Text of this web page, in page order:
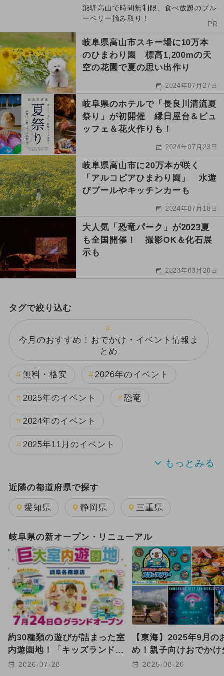
飛騨高山で時間無制限、食べ放題のブル
ーベリー摘み取り！
PR
岐阜県高山市スキー場に10万本
のひまわり園 標高1,200mの天
空の花園で夏の思い出作り
2024年07月27日
岐阜県のホテルで「長良川清流夏
祭り」が初開催 縁日屋台＆ビュ
ッフェ＆花火作りも！
2024年07月23日
岐阜県高山市に20万本が咲く
「アルコピアひまわり園」 水遊
びプールやキッチンカーも
2024年07月18日
大人気「恐竜パーク」が2023夏
も全国開催！ 撮影OK＆化石展
示も
2023年03月20日
タグで絞り込む
今月のおすすめ！おでかけ・イベント情報ま
とめ
無料・格安 2026年のイベント
2025年のイベント 恐竜
2024年のイベント
2025年11月のイベント
2025年12月のイベント
2024年7月のイベント
2026年8月のイベント
2025年9月のイベント
2024年12月のイベント
GW(ゴールデンウィーク)
2025年10月のイベント
2025年2月のイベント
近隣の都道府県で探す
愛知県 静岡県 三重県
岐阜県の新オープン・リニューアル
約30種類の遊びが詰まった室
内遊園地！「キッズランド
US岐阜各務原店」が新オー
2026-07-28
【東海】2025年9月の
め！親子向けおでかけ
ベントまとめ
2025-08-20